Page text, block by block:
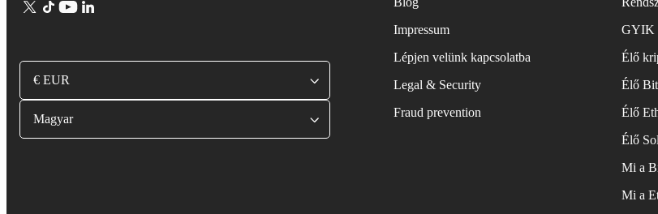
€ EUR
Magyar
Impressum
Lépjen velünk kapcsolatba
Legal & Security
Fraud prevention
GYIK
Élő
Élő
Élő
Élő
Mi a
Mi a